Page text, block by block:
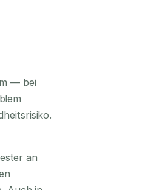
— bei
an